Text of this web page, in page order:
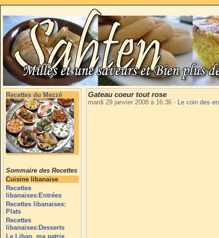
Recettes du Mezzé
Sommaire des Recettes
Cuisine libanaise
Recettes
libanaises:Entrées
Recettes libanaises:
Plats
Recettes
libanaises:Desserts
Le Liban, ma patrie
Gateau coeur tout rose
mardi 29 janvier 2008 à 16:36 - Le coin des